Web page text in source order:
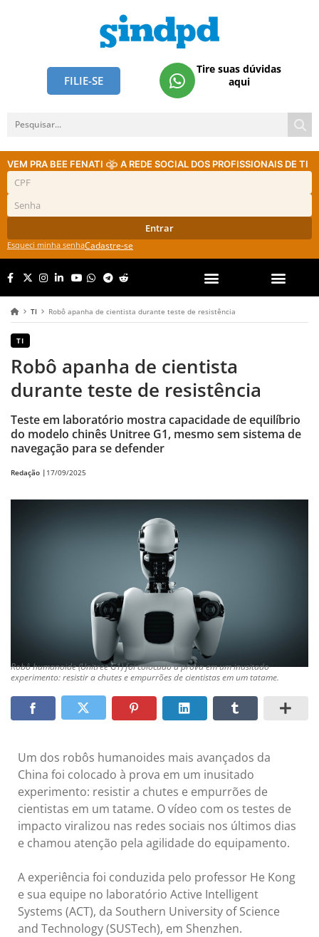
FILIE-SE
Tire suas dúvidas
aqui
VEM PRA BEE FENATI A REDE SOCIAL DOS PROFISSIONAIS DE TI
Entrar
Esqueci minha senhaCadastre-se
TI Robô apanha de cientista durante teste de resistência
TI
Robô apanha de cientista
durante teste de resistência
Teste em laboratório mostra capacidade de equilíbrio
do modelo chinês Unitree G1, mesmo sem sistema de
navegação para se defender
Redação | 17/09/2025
Robô humanoide (Unitree G1) foi colocado à prova em um inusitado
experimento: resistir a chutes e empurrões de cientistas em um tatame.
Um dos robôs humanoides mais avançados da
China foi colocado à prova em um inusitado
experimento: resistir a chutes e empurrões de
cientistas em um tatame. O vídeo com os testes de
impacto viralizou nas redes sociais nos últimos dias
e chamou atenção pela agilidade do equipamento.
A experiência foi conduzida pelo professor He Kong
e sua equipe no laboratório Active Intelligent
Systems (ACT), da Southern University of Science
and Technology (SUSTech), em Shenzhen.